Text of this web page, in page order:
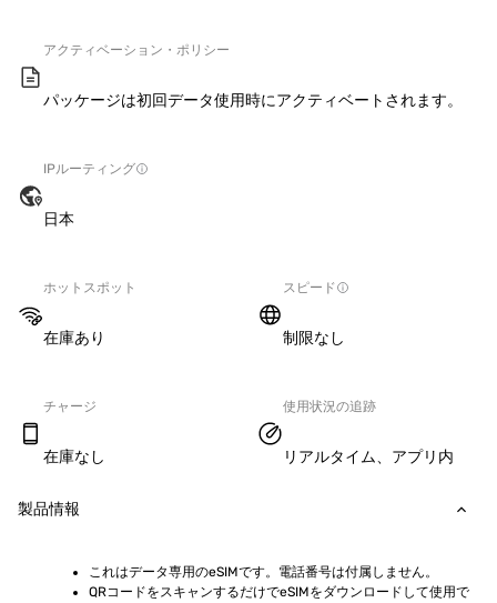
アクティベーション・ポリシー
パッケージは初回データ使用時にアクティベートされます。
IPルーティング
日本
ホットスポット
在庫あり
スピード
制限なし
チャージ
在庫なし
使用状況の追跡
リアルタイム、アプリ内
製品情報
これはデータ専用のeSIMです。電話番号は付属しません。
QRコードをスキャンするだけでeSIMをダウンロードして使用で